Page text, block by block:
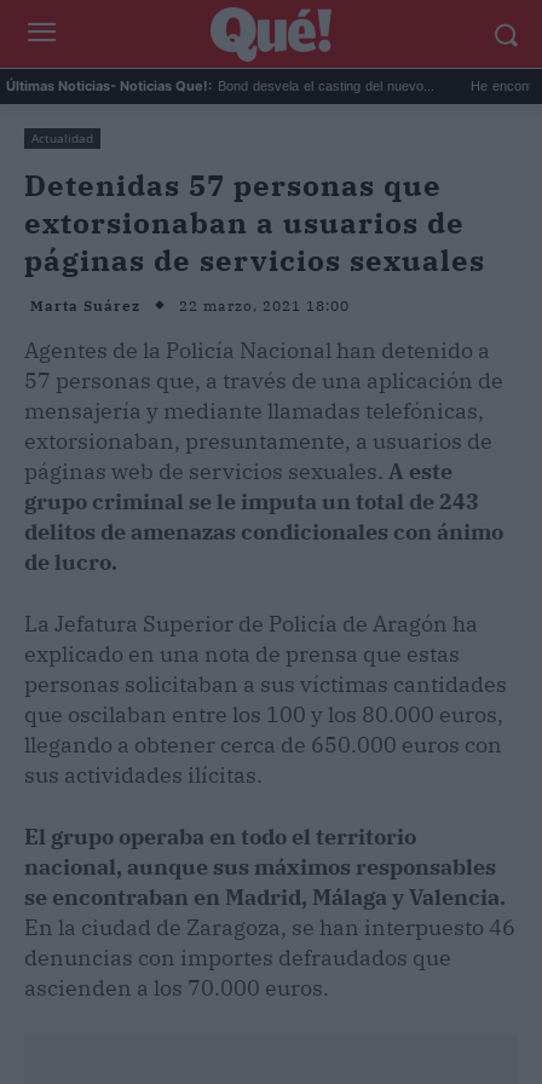
Últimas Noticias- Noticias Que!:
La productora de Bond desvela el casting del nuevo... He encontrado las
Actualidad
Detenidas 57 personas que
extorsionaban a usuarios de
páginas de servicios sexuales
Marta Suárez 22 marzo, 2021 18:00
Agentes de la Policía Nacional han detenido a
57 personas que, a través de una aplicación de
mensajería y mediante llamadas telefónicas,
extorsionaban, presuntamente, a usuarios de
páginas web de servicios sexuales. A este
grupo criminal se le imputa un total de 243
delitos de amenazas condicionales con ánimo
de lucro.
La Jefatura Superior de Policía de Aragón ha
explicado en una nota de prensa que estas
personas solicitaban a sus víctimas cantidades
que oscilaban entre los 100 y los 80.000 euros,
llegando a obtener cerca de 650.000 euros con
sus actividades ilícitas.
El grupo operaba en todo el territorio
nacional, aunque sus máximos responsables
se encontraban en Madrid, Málaga y Valencia.
En la ciudad de Zaragoza, se han interpuesto 46
denuncias con importes defraudados que
ascienden a los 70.000 euros.